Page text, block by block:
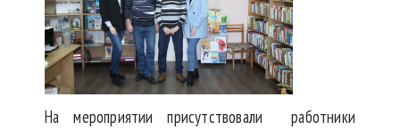
На мероприятии присутствовали работники